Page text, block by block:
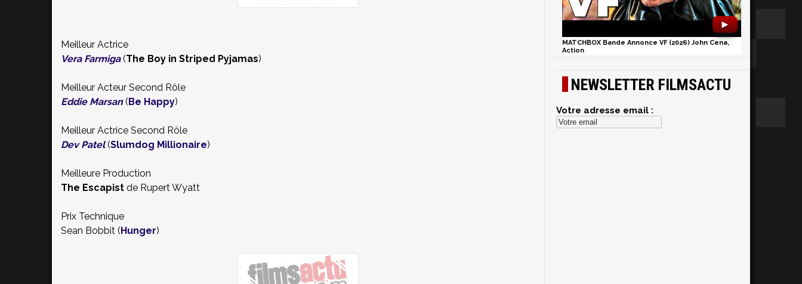
Meilleur Actrice
Vera Farmiga(The Boy in Striped Pyjamas)
Meilleur Acteur Second Rôle
Eddie Marsan(Be Happy)
Meilleur Actrice Second Rôle
Dev Patel(Slumdog Millionaire)
Meilleure Production
The Escapist de Rupert Wyatt
Prix Technique
Sean Bobbit (Hunger)
►
MATCHBOX Bande Annonce VF (2026) John Cena,
Action
NEWSLETTER FILMSACTU
Votre adresse email :